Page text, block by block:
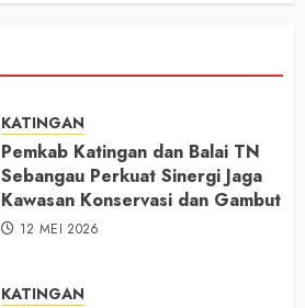
KATINGAN
Pemkab Katingan dan Balai TN
Sebangau Perkuat Sinergi Jaga
Kawasan Konservasi dan Gambut
12 MEI 2026
KATINGAN